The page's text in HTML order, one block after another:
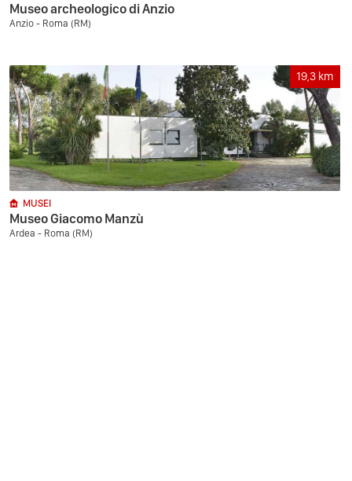
Museo archeologico di Anzio
Anzio - Roma (RM)
19,3 km
MUSEI
Museo Giacomo Manzù
Ardea - Roma (RM)